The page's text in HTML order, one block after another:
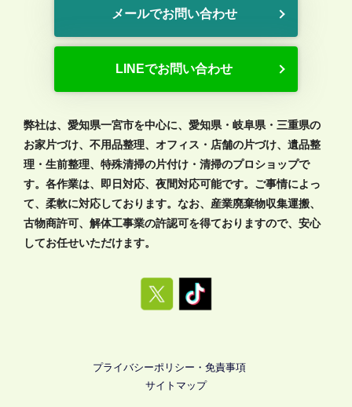
メールでお問い合わせ
LINEでお問い合わせ
弊社は、愛知県一宮市を中心に、愛知県・岐阜県・三重県の
お家片づけ、不用品整理、オフィス・店舗の片づけ、遺品整
理・生前整理、特殊清掃の片付け・清掃のプロショップで
す。各作業は、即日対応、夜間対応可能です。ご事情によっ
て、柔軟に対応しております。なお、産業廃棄物収集運搬、
古物商許可、解体工事業の許認可を得ておりますので、安心
してお任せいただけます。
プライバシーポリシー・免責事項
サイトマップ